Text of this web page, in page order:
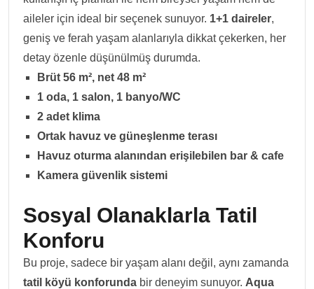
aileler için ideal bir seçenek sunuyor. 1+1 daireler,
geniş ve ferah yaşam alanlarıyla dikkat çekerken, her
detay özenle düşünülmüş durumda.
Brüt 56 m², net 48 m²
1 oda, 1 salon, 1 banyo/WC
2 adet klima
Ortak havuz ve güneşlenme terası
Havuz oturma alanından erişilebilen bar & cafe
Kamera güvenlik sistemi
Sosyal Olanaklarla Tatil
Konforu
Bu proje, sadece bir yaşam alanı değil, aynı zamanda
tatil köyü konforunda bir deneyim sunuyor. Aqua